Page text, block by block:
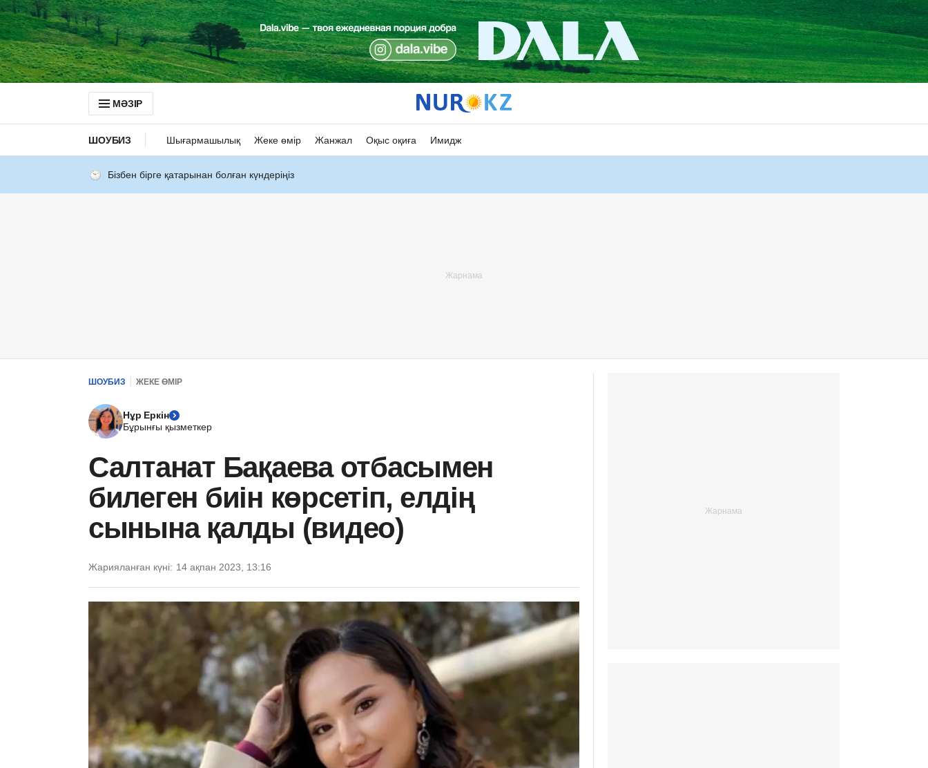
МӘЗІР
ШОУБИЗ Шығармашылық Жеке өмір Жанжал Оқыс оқиға Имидж
Бізбен бірге қатарынан болған күндеріңіз
ШОУБИЗ ЖЕКЕ ӨМІР
Нұр Еркін
Бұрынғы қызметкер
Салтанат Бақаева отбасымен
билеген биін көрсетіп, елдің
сынына қалды (видео)
Жарияланған күні: 14 ақпан 2023, 13:16